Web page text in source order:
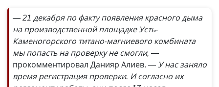
— 21 декабря по факту появления красного дыма
на производственной площадке Усть-
Каменогорского титано-магниевого комбината
мы попасть на проверку не смогли, —
прокомментировал Данияр Алиев. — У нас заняло
время регистрация проверки. И согласно их